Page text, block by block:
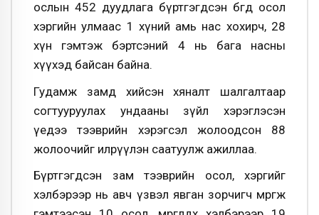
ослын 452 дуудлага бүртгэгдсэн бөгөөд осол
хэргийн улмаас 1 хүний амь нас хохирч, 28
хүн гэмтэж бэртсэний 4 нь бага насны
хүүхэд байсан байна.
Гудамж замд хийсэн хяналт шалгалтаар
согтууруулах ундааны зүйл хэрэглэсэн
үедээ тээврийн хэрэгсэл жолоодсон 88
жолоочийг илрүүлэн саатуулж ажиллаа.
Бүртгэгдсэн зам тээврийн осол, хэргийг
хэлбэрээр нь авч үзвэл явган зорчигч мөргөж